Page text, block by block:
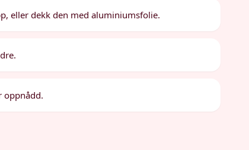
eller dekk den med aluminiumsfolie.
oppnådd.